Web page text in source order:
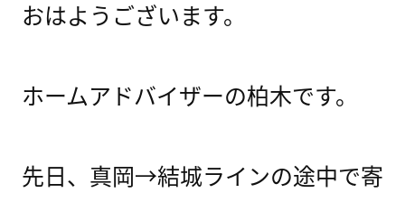
おはようございます。
ホームアドバイザーの柏木です。
先日、真岡→結城ラインの途中で寄